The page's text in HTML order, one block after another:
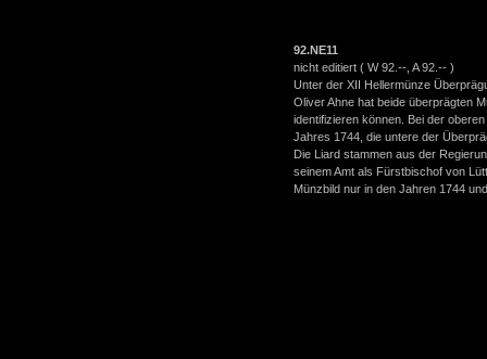
92.NE11
nicht editiert ( W92.-- , A 92.-- )
Unter der XII Hellermünze
Oliver Ahne hat beide überprägten
identifizieren können. Bei der
Jahres 1744, die untere der
Die Liard stammen aus der
seinem Amt als Fürstbischof von
Münzbild nur in den Jahren 1744